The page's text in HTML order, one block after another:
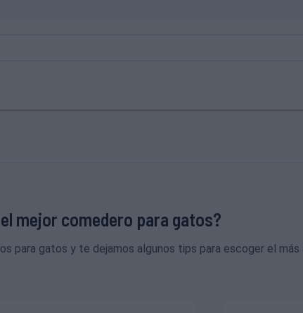
mejor comedero para gatos?
para gatos y te dejamos algunos tips para escoger el más